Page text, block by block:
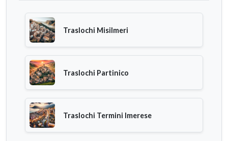
Traslochi Misilmeri
Traslochi Partinico
Traslochi Termini Imerese